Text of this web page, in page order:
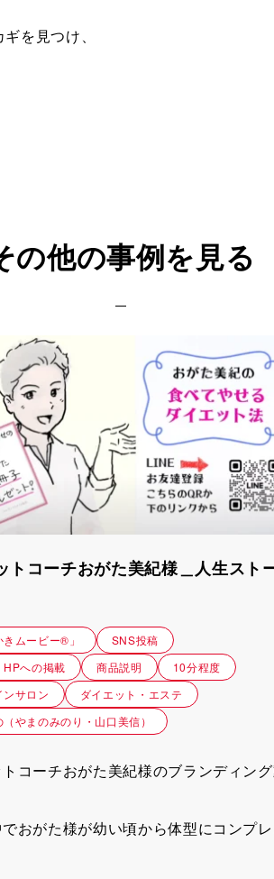
を見つけ、
の他の事例を見る
トコーチおがた美紀様＿人生スト
きムービー®」
SNS投稿
HPへの掲載
商品説明
10分程度
ンサロン
ダイエット・エステ
やまのみのり・山口美信）
コーチおがた美紀様のブランディン
おがた様が幼い頃から体型にコンプ